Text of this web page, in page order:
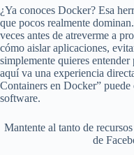
¿Ya conoces Docker? Esa
que pocos realmente
veces antes de atreverme a
cómo aislar aplicaciones,
simplemente quieres entender
aquí va una experiencia
Containers en Docker”
software.
Mantente al tanto de
de